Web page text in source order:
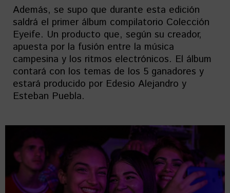
Además, se supo que durante esta edición
saldrá el primer álbum compilatorio Colección
Eyeife. Un producto que, según su creador,
apuesta por la fusión entre la música
campesina y los ritmos electrónicos. El álbum
contará con los temas de los 5 ganadores y
estará producido por Edesio Alejandro y
Esteban Puebla.